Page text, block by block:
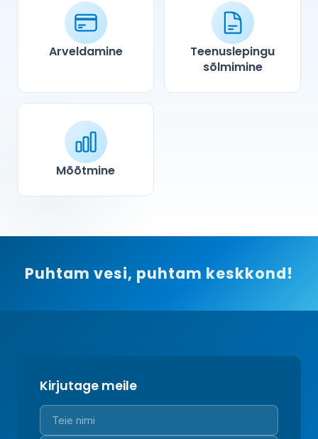
Arveldamine
Teenuslepingu
sõlmimine
Mõõtmine
Puhtam vesi, puhtam keskkond!
Kirjutage meile